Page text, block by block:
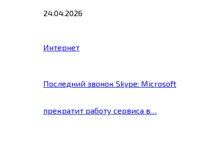
24.04.2026
Интернет
Последний звонок Skype: Microsoft
прекратит работу сервиса в…